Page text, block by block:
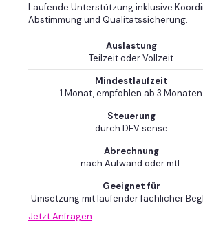
Laufende Unterstützung inklusive
Abstimmung und Qualitätssicherung.
Auslastung
Teilzeit oder Vollzeit
Mindestlaufzeit
1 Monat, empfohlen ab 3 Monaten
Steuerung
durch DEV sense
Abrechnung
nach Aufwand oder mtl.
Geeignet für
Umsetzung mit laufender fachlicher
Jetzt Anfragen